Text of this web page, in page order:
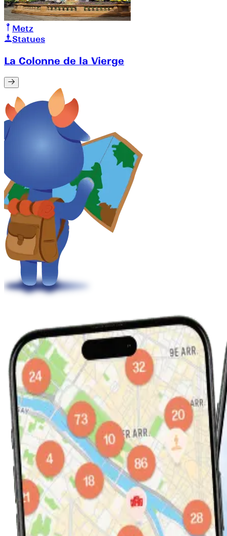
Metz
Statues
La Colonne de la Vierge